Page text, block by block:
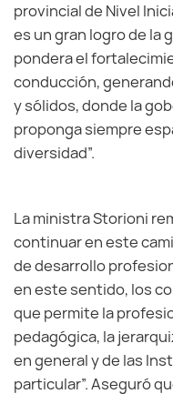
provincial de Nivel
es un gran logro de la
pondera el
conducción,
y sólidos, donde la
proponga siempre
diversidad”.
La ministra Storioni
continuar en este
de desarrollo
en este sentido, los
que permite la
pedagógica, la
en general y de las
particular”. Aseguró